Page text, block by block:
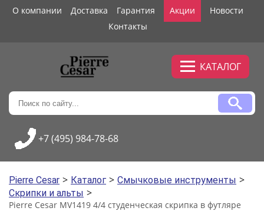
О компании Доставка Гарантия Акции
Новости
Контакты
КАТАЛОГ
+7 (495) 984-78-68
Pierre Cesar > Каталог > Смычковые инструменты >
Скрипки и альты >
Pierre Cesar MV1419 4/4 cтуденческая скрипка в футляре